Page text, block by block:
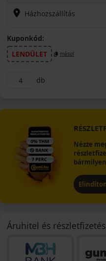
Házhozszállítás
Kuponkód:
LENDÜLET
másol
db
Nézze
Áruhitel és